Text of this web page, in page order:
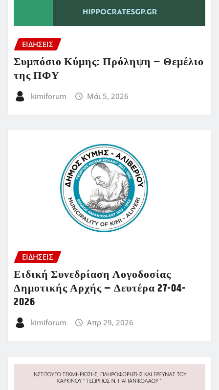
ΕΙΔΗΣΕΙΣ
Συμπόσιο Κύμης: Πρόληψη – Θεμέλιο
της ΠΦΥ
kimiforum Μάι 5, 2026
ΕΙΔΗΣΕΙΣ
Ειδική Συνεδρίαση Λογοδοσίας
Δημοτικής Αρχής – Δευτέρα 27-04-
2026
kimiforum Απρ 29, 2026